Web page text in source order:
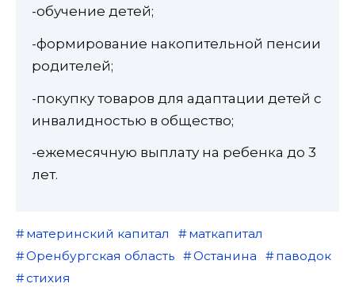
-обучение детей;
-формирование накопительной пенсии
родителей;
-покупку товаров для адаптации детей с
инвалидностью в общество;
-ежемесячную выплату на ребенка до 3
лет.
материнский капитал
маткапитал
Оренбургская область
Останина
паводок
стихия